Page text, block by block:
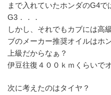
まで入れていたホンダのG4
G3．．．
しかし、それでもカブには高
ブのメーカー推奨オイルはホ
上級だからなぁ？
伊豆往復４００ｋｍくらいで
次に考えたのはタイヤ？